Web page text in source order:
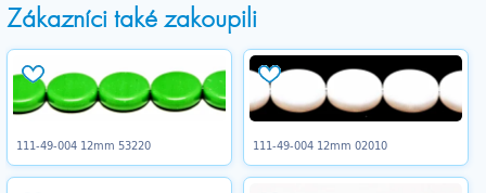
Zákazníci také zakoupili
111-49-004 12mm 53220 111-49-004 12mm 02010